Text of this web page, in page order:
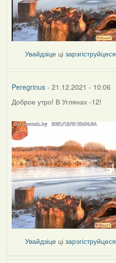
Увайдзіце цізарэгіструйцеся
Peregrinus- 21.12.2021 - 10:06
Доброе утро! В Углянах -12!
Увайдзіце цізарэгіструйцеся